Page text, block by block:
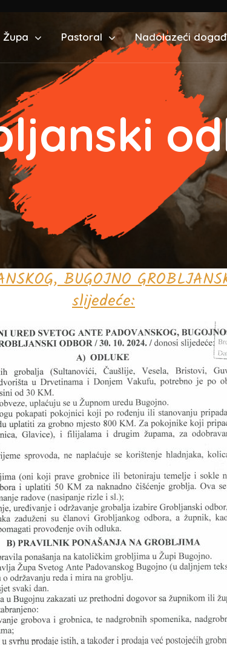
Župa Pastoral Nadolazeći
BUGOJNO
slijedeće: